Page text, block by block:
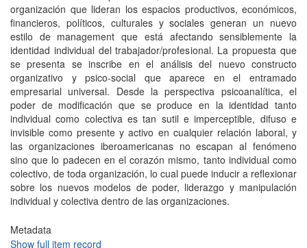
organización que lideran los espacios productivos, económicos,
financieros, políticos, culturales y sociales generan un nuevo
estilo de management que está afectando sensiblemente la
identidad individual del trabajador/profesional. La propuesta que
se presenta se inscribe en el análisis del nuevo constructo
organizativo y psico-social que aparece en el entramado
empresarial universal. Desde la perspectiva psicoanalítica, el
poder de modificación que se produce en la identidad tanto
individual como colectiva es tan sutil e imperceptible, difuso e
invisible como presente y activo en cualquier relación laboral, y
las organizaciones iberoamericanas no escapan al fenómeno
sino que lo padecen en el corazón mismo, tanto individual como
colectivo, de toda organización, lo cual puede inducir a reflexionar
sobre los nuevos modelos de poder, liderazgo y manipulación
individual y colectiva dentro de las organizaciones.
Metadata
Show full item record